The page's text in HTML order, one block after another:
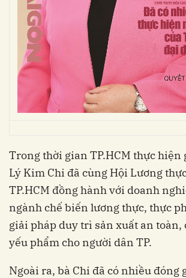
Trong thời gian TP.HCM thực hiện
Lý Kim Chi đã cùng Hội Lương
TP.HCM đồng hành với doanh
ngành chế biến lương thực, thực
giải pháp duy trì sản xuất an toàn,
yếu phẩm cho người dân TP.
Ngoài ra, bà Chi đã có nhiều đóng